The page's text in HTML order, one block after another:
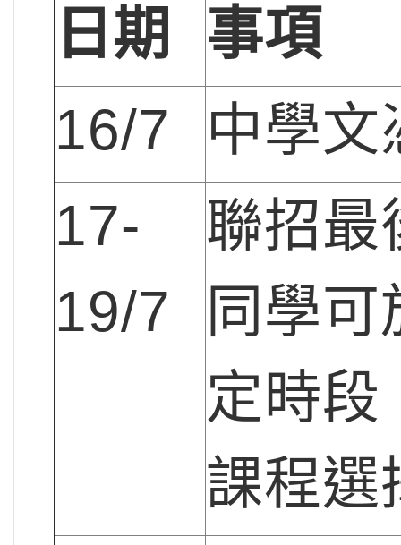
日期
事項
16/7
中學文
17-
19/7
聯招最
同學
定時段
課程選